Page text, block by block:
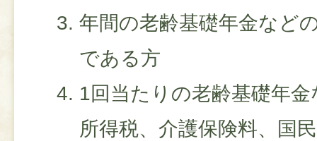
年間の老齢基礎年金など
である方
1回当たりの老齢基礎年
所得税、介護保険料、国